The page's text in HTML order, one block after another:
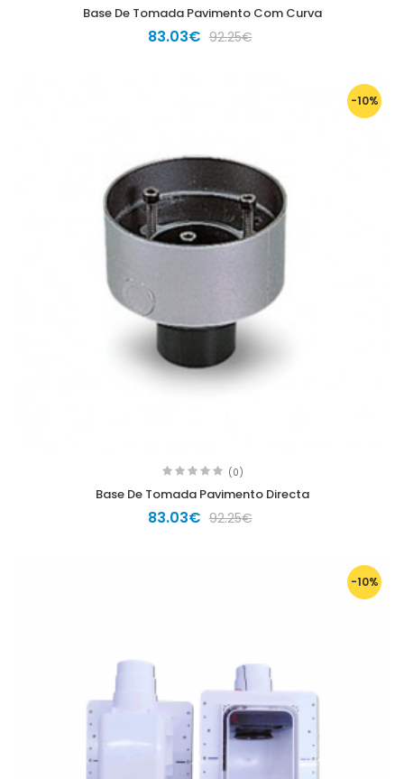
Base De Tomada Pavimento Com Curva
83.03€ 92.25€
-10%
(0)
Base De Tomada Pavimento Directa
83.03€ 92.25€
-10%